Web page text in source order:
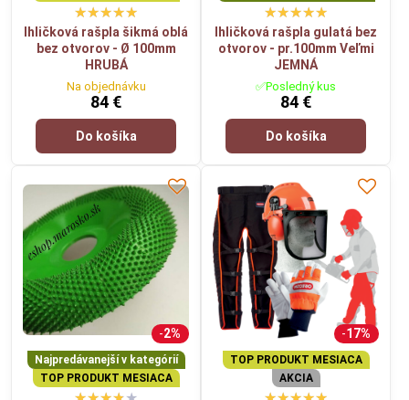
Ihličková rašpla šikmá oblá
bez otvorov - Ø 100mm
HRUBÁ
Na objednávku
84 €
Do košíka
Ihličková rašpla gulatá bez
otvorov - pr.100mm Veľmi
JEMNÁ
✅Posledný kus
84 €
Do košíka
2%
Najpredávanejší v kategórií
TOP PRODUKT MESIACA
17%
TOP PRODUKT MESIACA
AKCIA